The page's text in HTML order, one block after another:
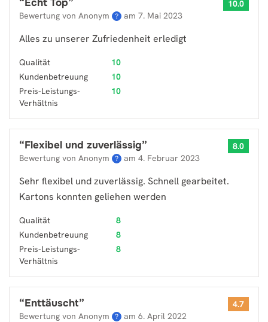
“Echt Top”
Bewertung von Anonym ? am 7. Mai 2023
10.0
Alles zu unserer Zufriedenheit erledigt
Qualität
10
Kundenbetreuung
10
Preis-Leistungs-
Verhältnis
10
“Flexibel und zuverlässig”
Bewertung von Anonym ? am 4. Februar 2023
8.0
Sehr flexibel und zuverlässig. Schnell gearbeitet.
Kartons konnten geliehen werden
Qualität
8
Kundenbetreuung
8
Preis-Leistungs-
Verhältnis
8
“Enttäuscht”
Bewertung von Anonym ? am 6. April 2022
4.7